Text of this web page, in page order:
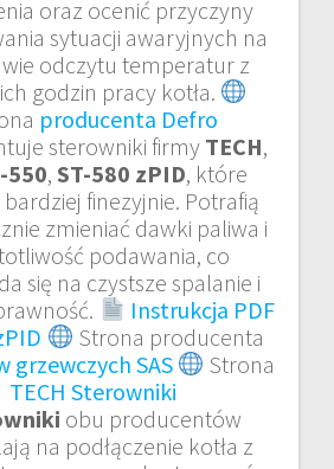
oraz ocenić przyczyny
sytuacji awaryjnych na
odczytu temperatur z
godzin pracy kotła.
producenta Defro
sterowniki firmy TECH,
550, ST-580 zPID, które
bardziej finezyjnie. Potrafią
zmieniać dawki paliwa i
podawania, co
się na czystsze spalanie i
Instrukcja PDF
Strona producenta
grzewczych SAS
Strona
TECH Sterowniki
obu producentów
na podłączenie kotła z